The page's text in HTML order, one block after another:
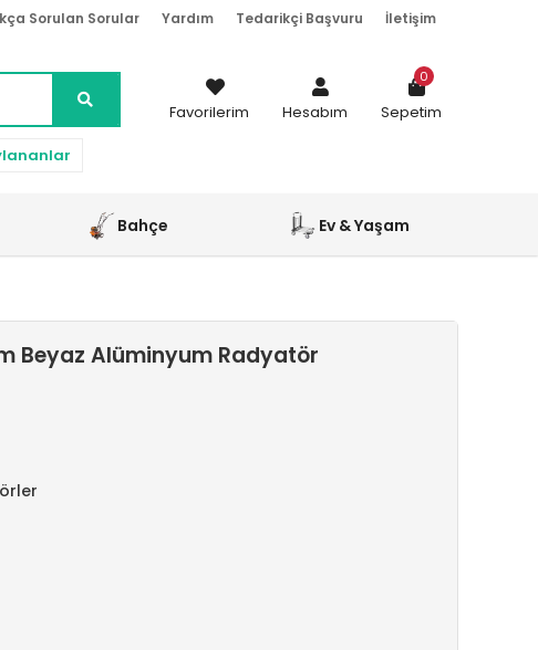
Sorulan Sorular Yardım Tedarikçi Başvuru İletişim
Favorilerim Hesabım Sepetim
0
Bahçe Ev & Yaşam
Beyaz Alüminyum Radyatör